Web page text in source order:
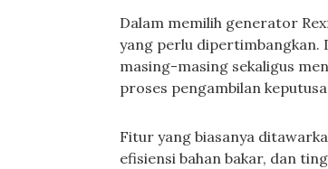
Dalam memilih generator
yang perlu dipertimbangkan.
masing-masing sekaligus
proses pengambilan
Fitur yang biasanya
efisiensi bahan bakar, dan